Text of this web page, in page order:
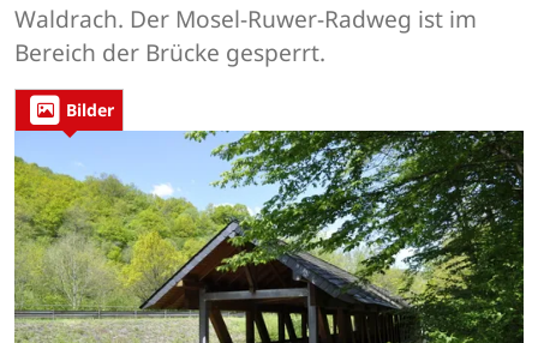
Waldrach. Der Mosel-Ruwer-Radweg ist im
Bereich der Brücke gesperrt.
Bilder